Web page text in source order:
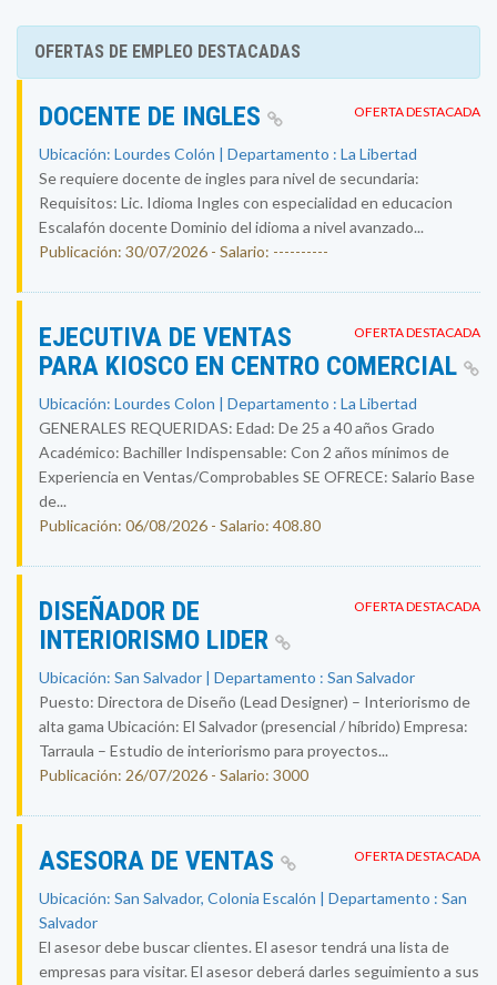
OFERTAS DE EMPLEO DESTACADAS
OFERTA DESTACADA
DOCENTE DE INGLES
Ubicación: Lourdes Colón | Departamento : La Libertad
Se requiere docente de ingles para nivel de secundaria:
Requisitos: Lic. Idioma Ingles con especialidad en educacion
Escalafón docente Dominio del idioma a nivel avanzado...
Publicación: 30/07/2026 - Salario: ----------
OFERTA DESTACADA
EJECUTIVA DE VENTAS
PARA KIOSCO EN CENTRO COMERCIAL
Ubicación: Lourdes Colon | Departamento : La Libertad
GENERALES REQUERIDAS: Edad: De 25 a 40 años Grado
Académico: Bachiller Indispensable: Con 2 años mínimos de
Experiencia en Ventas/Comprobables SE OFRECE: Salario Base
de...
Publicación: 06/08/2026 - Salario: 408.80
OFERTA DESTACADA
DISEÑADOR DE
INTERIORISMO LIDER
Ubicación: San Salvador | Departamento : San Salvador
Puesto: Directora de Diseño (Lead Designer) – Interiorismo de
alta gama Ubicación: El Salvador (presencial / híbrido) Empresa:
Tarraula – Estudio de interiorismo para proyectos...
Publicación: 26/07/2026 - Salario: 3000
OFERTA DESTACADA
ASESORA DE VENTAS
Ubicación: San Salvador, Colonia Escalón | Departamento : San
Salvador
El asesor debe buscar clientes. El asesor tendrá una lista de
empresas para visitar. El asesor deberá darles seguimiento a sus